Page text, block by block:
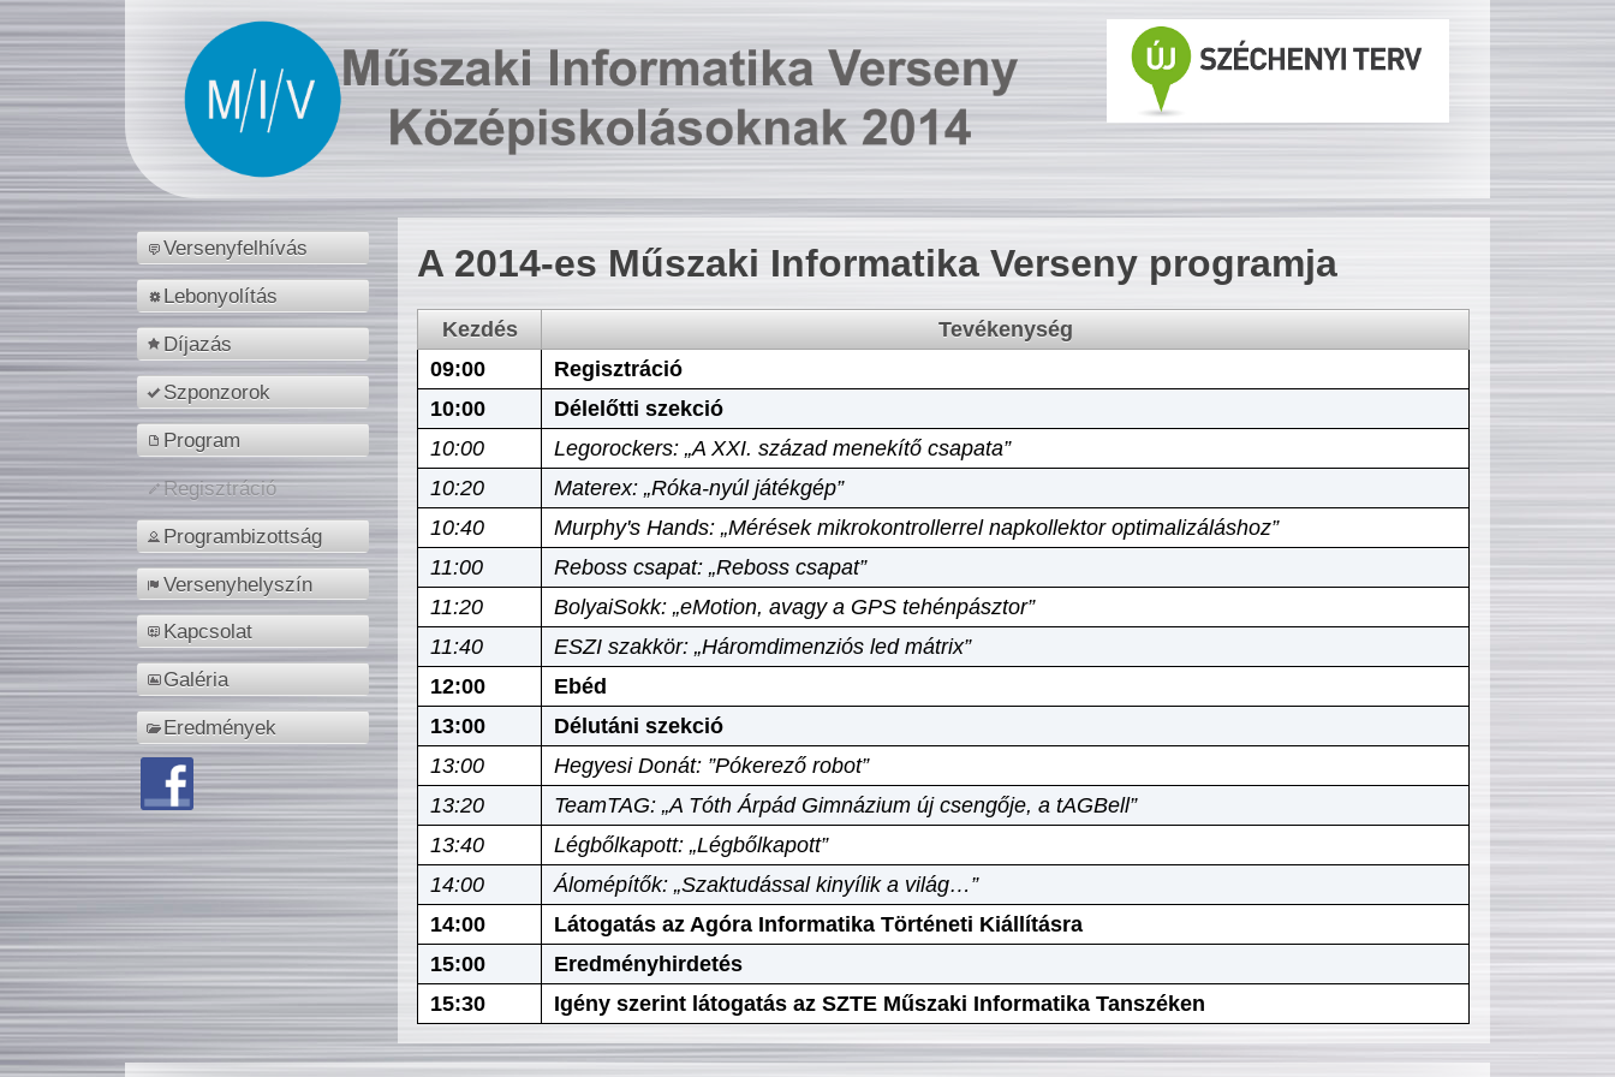
Versenyfelhívás
Lebonyolítás
Díjazás
Szponzorok
Program
Regisztráció
Programbizottság
Versenyhelyszín
Kapcsolat
Galéria
Eredmények
A 2014-es Műszaki Informatika Verseny programja
Kezdés
Tevékenység
09:00
Regisztráció
10:00
Délelőtti szekció
10:00
Legorockers: „A XXI. század menekítő csapata”
10:20
Materex: „Róka-nyúl játékgép”
10:40
Murphy's Hands: „Mérések mikrokontrollerrel napkollektor optimalizáláshoz”
11:00
Reboss csapat: „Reboss csapat”
11:20
BolyaiSokk: „eMotion, avagy a GPS tehénpásztor”
11:40
ESZI szakkör: „Háromdimenziós led mátrix”
12:00
Ebéd
13:00
Délutáni szekció
13:00
Hegyesi Donát: ”Pókerező robot”
13:20
TeamTAG: „A Tóth Árpád Gimnázium új csengője, a tAGBell”
13:40
Légbőlkapott: „Légbőlkapott”
14:00
Álomépítők: „Szaktudással kinyílik a világ…”
14:00
Látogatás az Agóra Informatika Történeti Kiállításra
15:00
Eredményhirdetés
15:30
Igény szerint látogatás az SZTE Műszaki Informatika Tanszéken